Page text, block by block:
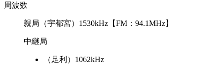
周波数
親局 （宇都宮）1530kHz【FM：94.1MHz】
中継局
（足利）1062kHz